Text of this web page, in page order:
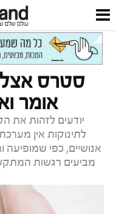
טיפול בתינוק
סטרס אצל
אומר
יודעים לזהות את
לתינוקות אין
אנושיים, כפי
מביעים רגשות